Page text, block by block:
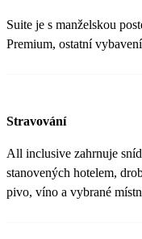
Suite je s manželskou
Premium, ostatní
Stravování
All inclusive zahrnuje
stanovených hotelem,
pivo, víno a vybrané